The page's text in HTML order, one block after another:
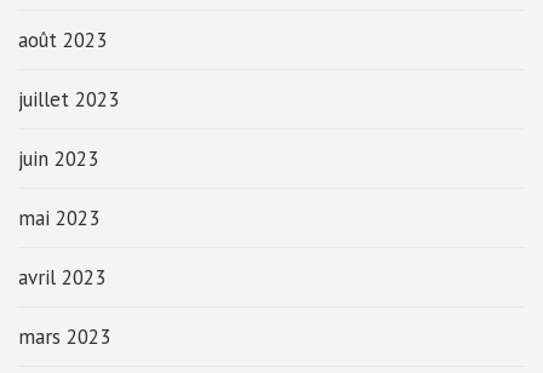
août 2023
juillet 2023
juin 2023
mai 2023
avril 2023
mars 2023